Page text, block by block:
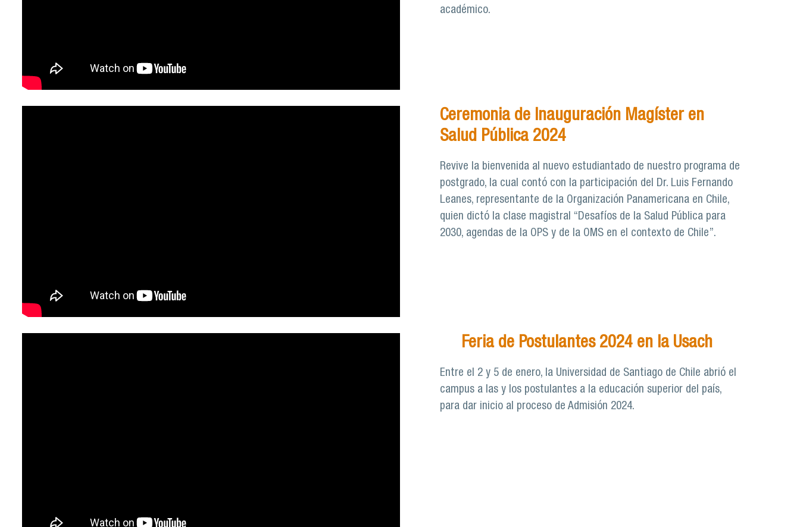
académico.
Ceremonia de Inauguración Magíster en
Salud Pública 2024
Revive la bienvenida al nuevo estudiantado de nuestro programa de
postgrado, la cual contó con la participación del Dr. Luis Fernando
Leanes, representante de la Organización Panamericana en Chile,
quien dictó la clase magistral “Desafíos de la Salud Pública para
2030, agendas de la OPS y de la OMS en el contexto de Chile”.
Feria de Postulantes 2024 en la Usach
Entre el 2 y 5 de enero, la Universidad de Santiago de Chile abrió el
campus a las y los postulantes a la educación superior del país,
para dar inicio al proceso de Admisión 2024.